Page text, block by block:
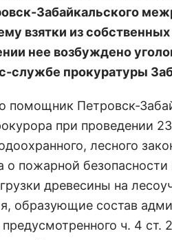
Забайкальского
взятки из
нее возбуждено
службе прокуратуры
помощник Петровск-
при проведении
лесного
о пожарной
древесины на
образующие состав
ч. 4 ст.